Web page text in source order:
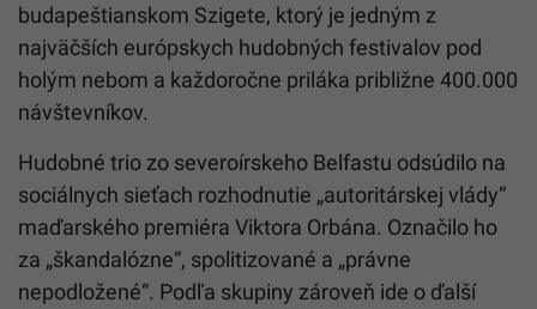
budapeštianskom Szigete, ktorý je jedným z
najväčších európskych hudobných festivalov pod
holým nebom a každoročne priláka približne 400.000
návštevníkov.
Hudobné trio zo severoírskeho Belfastu odsúdilo na
sociálnych sieťach rozhodnutie „autoritárskej vlády“
maďarského premiéra Viktora Orbána. Označilo ho
za „škandalózne“, spolitizované a „právne
nepodložené“. Podľa skupiny zároveň ide o ďalší